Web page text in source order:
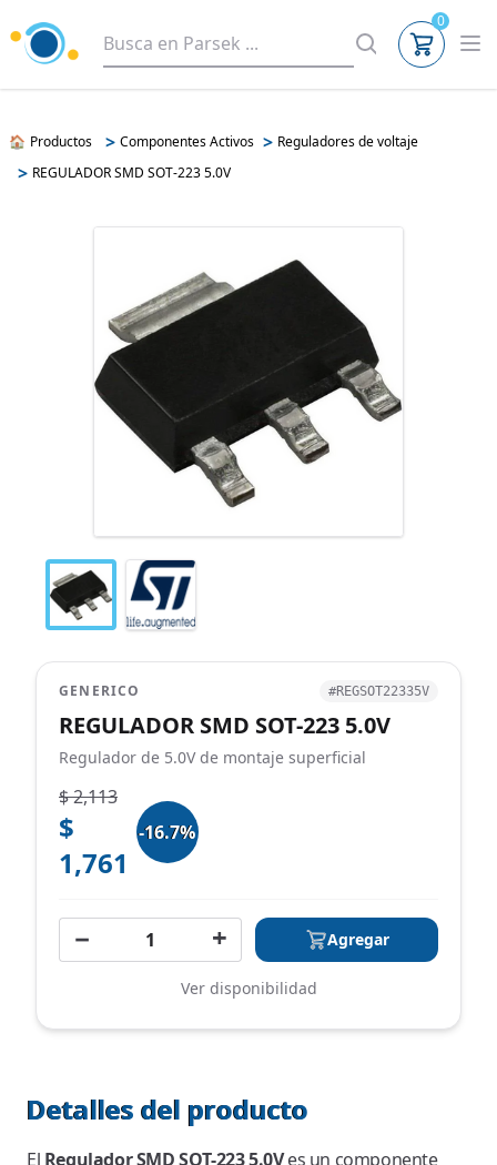
0
🏠 Productos > Componentes Activos > Reguladores de voltaje
> REGULADOR SMD SOT-223 5.0V
GENERICO #REGSOT22335V
REGULADOR SMD SOT-223 5.0V
Regulador de 5.0V de montaje superficial
$ 2,113
$
1,761
-16.7%
− + Agregar
Ver disponibilidad
Detalles del producto
El Regulador SMD SOT-223 5.0Ves un componente